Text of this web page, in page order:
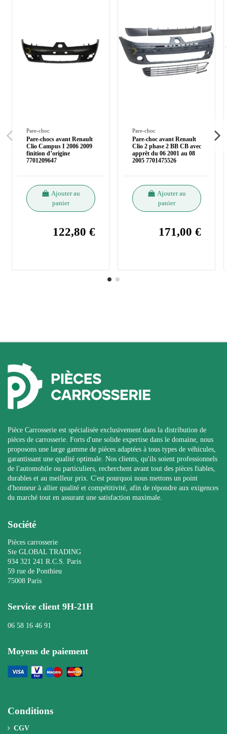
Pare-choc
Pare-chocs avant Renault
Clio Campus I 2006 2009
finition d’origine
7701209647
Ajouter au
panier
122,80 €
Pare-choc
Pare-choc avant Renault
Clio 2 phase 2 BB CB avec
apprêt du 06 2001 au 08
2005 7701475526
Ajouter au
panier
171,00 €
Pièce Carrosserie est spécialisée exclusivement dans la distribution de
pièces de carrosserie. Forts d'une solide expertise dans le domaine, nous
proposons une large gamme de pièces adaptées à tous types de véhicules,
garantissant une qualité optimale. Nos clients, qu'ils soient professionnels
de l'automobile ou particuliers, recherchent avant tout des pièces fiables,
durables et au meilleur prix. C'est pourquoi nous mettons un point
d'honneur à allier qualité et compétitivité, afin de répondre aux exigences
du marché tout en assurant une satisfaction maximale.
Société
Pièces carrosserie
Ste GLOBAL TRADING
934 321 241 R.C.S. Paris
59 rue de Ponthieu
75008 Paris
Service client 9H-21H
06 58 16 46 91
Moyens de paiement
Conditions
CGV